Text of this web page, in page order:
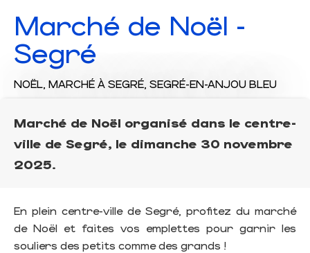
Marché de Noël -
Segré
NOËL, MARCHÉ À SEGRÉ, SEGRÉ-EN-ANJOU BLEU
Marché de Noël organisé dans le centre-
ville de Segré, le dimanche 30 novembre
2025.
En plein centre-ville de Segré, profitez du marché
de Noël et faites vos emplettes pour garnir les
souliers des petits comme des grands !